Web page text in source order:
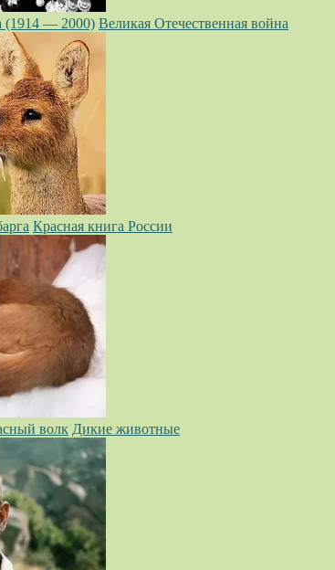
(1914 — 2000) Великая Отечественная война
Красная книга России
волк Дикие животные